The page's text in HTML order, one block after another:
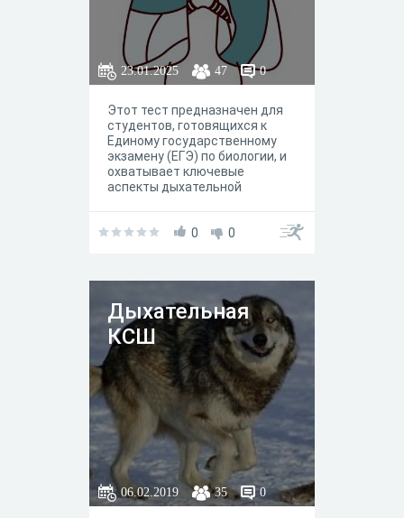
23.01.2025 47 0
Этот тест предназначен для
студентов, готовящихся к
Единому государственному
экзамену (ЕГЭ) по биологии, и
охватывает ключевые
аспекты дыхательной
вопросы, направленные на
работы дыхательной системы,
газообмена и роли
дыхательной системы в
организме.
0 0
Дыхательная
КСШ
06.02.2019 35 0